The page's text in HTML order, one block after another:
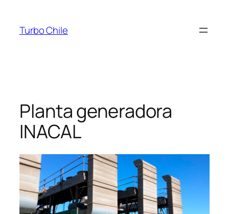
contenido
Turbo Chile
Planta generadora
INACAL